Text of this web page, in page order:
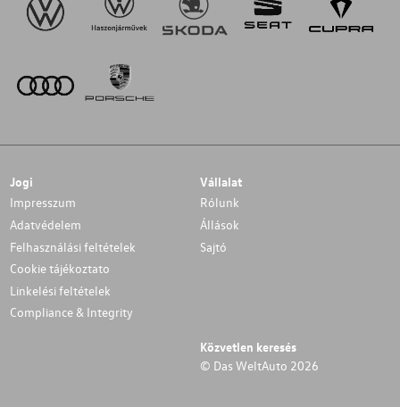
Jogi
Impresszum
Adatvédelem
Felhasználási feltételek
Cookie tájékoztato
Linkelési feltételek
Compliance & Integrity
Vállalat
Rólunk
Állások
Sajtó
Közvetlen keresés
© Das WeltAuto 2026